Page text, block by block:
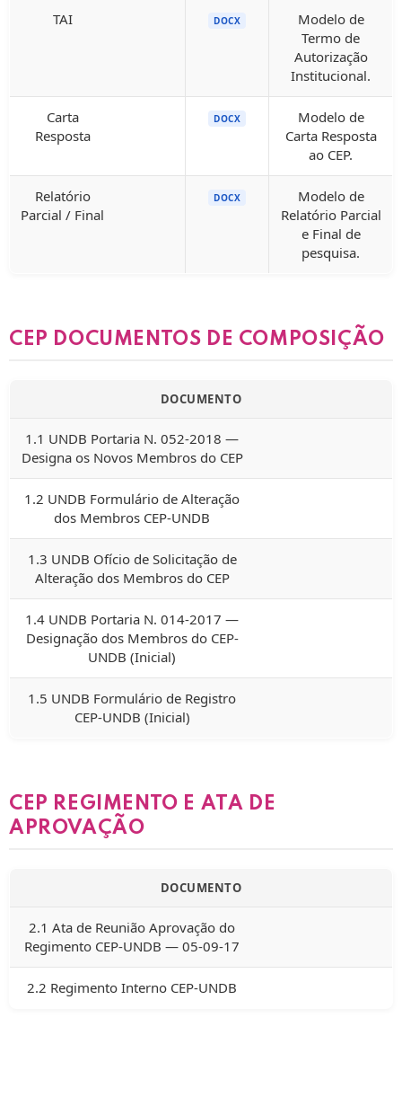
TAI DOCX
Modelo de
Termo de
Autorização
Institucional.
Carta
Resposta
DOCX
Modelo de
Carta Resposta
ao CEP.
Relatório
Parcial / Final
DOCX
Modelo de
Relatório Parcial
e Final de
pesquisa.
CEP DOCUMENTOS DE COMPOSIÇÃO
DOCUMENTO
1.1 UNDB Portaria N. 052-2018 —
Designa os Novos Membros do CEP
1.2 UNDB Formulário de Alteração
dos Membros CEP-UNDB
1.3 UNDB Ofício de Solicitação de
Alteração dos Membros do CEP
1.4 UNDB Portaria N. 014-2017 —
Designação dos Membros do CEP-
UNDB (Inicial)
1.5 UNDB Formulário de Registro
CEP-UNDB (Inicial)
CEP REGIMENTO E ATA DE
APROVAÇÃO
DOCUMENTO
2.1 Ata de Reunião Aprovação do
Regimento CEP-UNDB — 05-09-17
2.2 Regimento Interno CEP-UNDB